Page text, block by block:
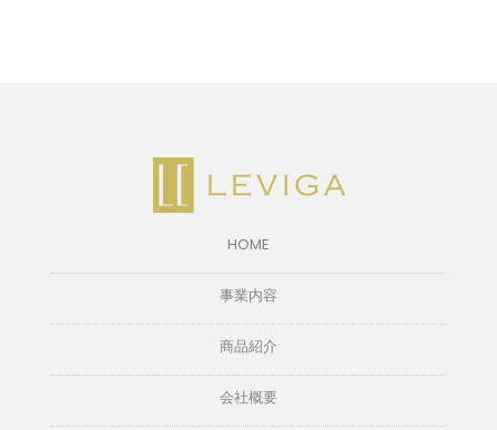
HOME
事業内容
商品紹介
会社概要